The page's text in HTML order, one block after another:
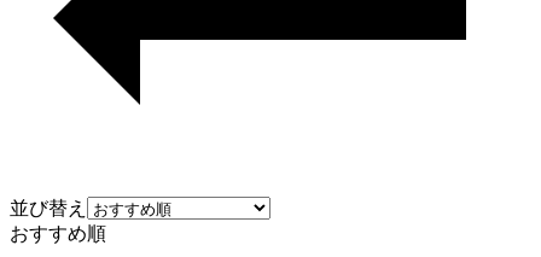
並び替え
おすすめ順